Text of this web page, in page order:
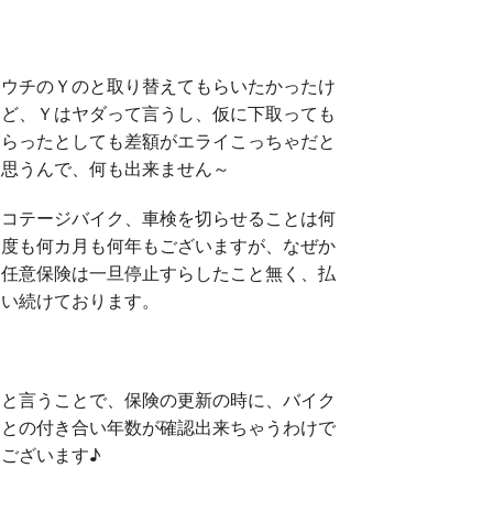
ウチのＹのと取り替えてもらいたかったけ
ど、Ｙはヤダって言うし、仮に下取っても
らったとしても差額がエライこっちゃだと
思うんで、何も出来ません～
コテージバイク、車検を切らせることは何
度も何カ月も何年もございますが、なぜか
任意保険は一旦停止すらしたこと無く、払
い続けております。
と言うことで、保険の更新の時に、バイク
との付き合い年数が確認出来ちゃうわけで
ございます♪